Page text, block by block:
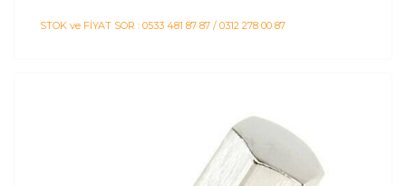
STOK ve FİYAT SOR : 0533 481 87 87 / 0312 278 00 87